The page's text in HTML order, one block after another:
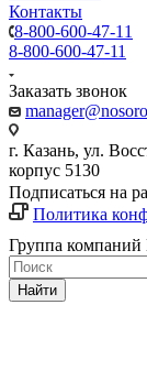
Контакты
8-800-600-47-11
8-800-600-47-11
Заказать звонок
г. Казань, ул.
корпус 5130
Подписаться на
Политика
Группа
Найти